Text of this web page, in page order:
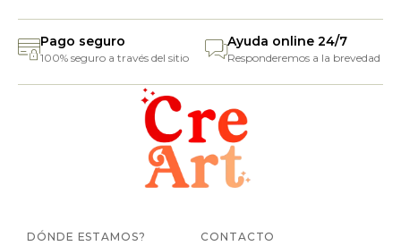
Pago seguro
100% seguro a través del sitio
Ayuda online 24/7
Responderemos a la brevedad
DÓNDE ESTAMOS? CONTACTO